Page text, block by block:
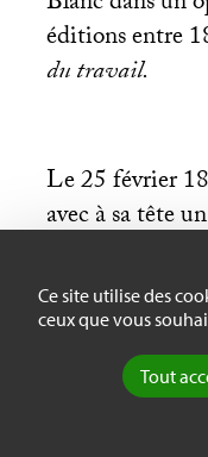
Ce site utilise des
ceux que vous
Tout
éditions entre
du travail.
Le 25 février
avec à sa tête
dénommé
de Paris.
déclare :